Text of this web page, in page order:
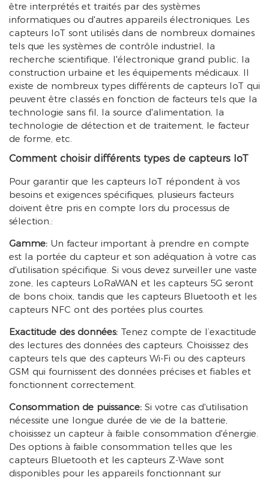
être interprétés et traités par des systèmes
informatiques ou d'autres appareils électroniques. Les
capteurs IoT sont utilisés dans de nombreux domaines
tels que les systèmes de contrôle industriel, la
recherche scientifique, l'électronique grand public, la
construction urbaine et les équipements médicaux. Il
existe de nombreux types différents de capteurs IoT qui
peuvent être classés en fonction de facteurs tels que la
technologie sans fil, la source d'alimentation, la
technologie de détection et de traitement, le facteur
de forme, etc.
Comment choisir différents types de capteurs IoT
Pour garantir que les capteurs IoT répondent à vos
besoins et exigences spécifiques, plusieurs facteurs
doivent être pris en compte lors du processus de
sélection.:
Gamme: Un facteur important à prendre en compte
est la portée du capteur et son adéquation à votre cas
d'utilisation spécifique. Si vous devez surveiller une vaste
zone, les capteurs LoRaWAN et les capteurs 5G seront
de bons choix, tandis que les capteurs Bluetooth et les
capteurs NFC ont des portées plus courtes.
Exactitude des données: Tenez compte de l’exactitude
des lectures des données des capteurs. Choisissez des
capteurs tels que des capteurs Wi-Fi ou des capteurs
GSM qui fournissent des données précises et fiables et
fonctionnent correctement.
Consommation de puissance: Si votre cas d'utilisation
nécessite une longue durée de vie de la batterie,
choisissez un capteur à faible consommation d'énergie.
Des options à faible consommation telles que les
capteurs Bluetooth et les capteurs Z-Wave sont
disponibles pour les appareils fonctionnant sur